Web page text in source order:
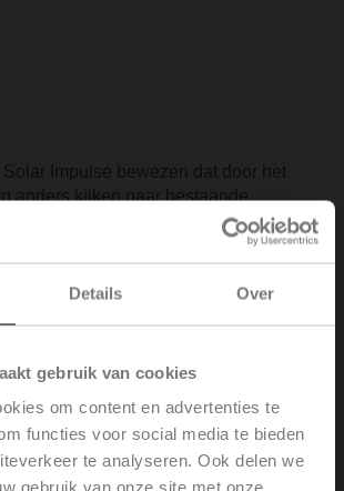
Details Over
gebruik van cookies
om content en advertenties te
functies voor social media te bieden
te analyseren. Ook delen we
gebruik van onze site met onze
Solar Impulse bewezen dat door het
anders kijken naar bestaande
vliegtuig op zonne-energie 's nachts
geeft de Belimo Energy
kijk op regelkleppen zodat deze
de energie-efficiënte